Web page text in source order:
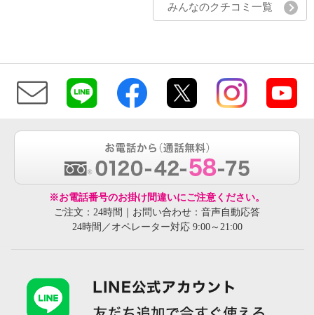
みんなのクチコミ一覧
※お電話番号のお掛け間違いにご注意ください。
ご注文：24時間｜お問い合わせ：音声自動応答
24時間／オペレーター対応 9:00～21:00